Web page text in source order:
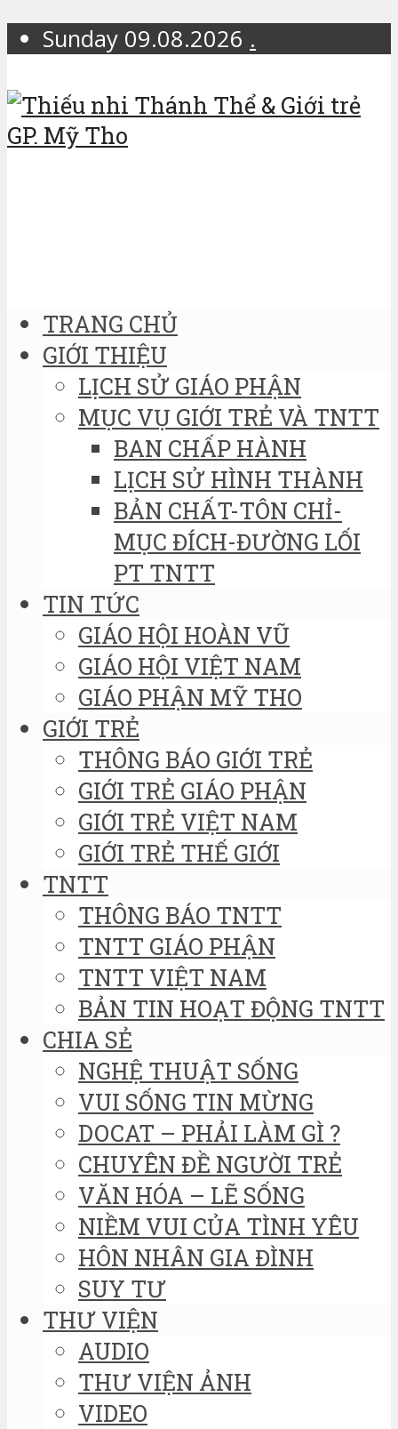
Sunday 09.08.2026 .
TRANG CHỦ
GIỚI THIỆU
LỊCH SỬ GIÁO PHẬN
MỤC VỤ GIỚI TRẺ VÀ TNTT
BAN CHẤP HÀNH
LỊCH SỬ HÌNH THÀNH
BẢN CHẤT-TÔN CHỈ-
MỤC ĐÍCH-ĐƯỜNG LỐI
PT TNTT
TIN TỨC
GIÁO HỘI HOÀN VŨ
GIÁO HỘI VIỆT NAM
GIÁO PHẬN MỸ THO
GIỚI TRẺ
THÔNG BÁO GIỚI TRẺ
GIỚI TRẺ GIÁO PHẬN
GIỚI TRẺ VIỆT NAM
GIỚI TRẺ THẾ GIỚI
TNTT
THÔNG BÁO TNTT
TNTT GIÁO PHẬN
TNTT VIỆT NAM
BẢN TIN HOẠT ĐỘNG TNTT
CHIA SẺ
NGHỆ THUẬT SỐNG
VUI SỐNG TIN MỪNG
DOCAT – PHẢI LÀM GÌ ?
CHUYÊN ĐỀ NGƯỜI TRẺ
VĂN HÓA – LẼ SỐNG
NIỀM VUI CỦA TÌNH YÊU
HÔN NHÂN GIA ĐÌNH
SUY TƯ
THƯ VIỆN
AUDIO
THƯ VIỆN ẢNH
VIDEO